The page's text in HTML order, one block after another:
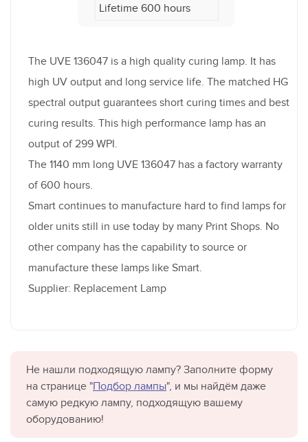
Lifetime 600 hours
The UVE 136047 is a high quality curing lamp. It has
high UV output and long service life. The matched HG
spectral output guarantees short curing times and best
curing results. This high performance lamp has an
output of 299 WPI.
The 1140 mm long UVE 136047 has a factory warranty
of 600 hours.
Smart continues to manufacture hard to find lamps for
older units still in use today by many Print Shops. No
other company has the capability to source or
manufacture these lamps like Smart.
Supplier: Replacement Lamp
Не нашли подходящую лампу? Заполните форму
на странице "Подбор лампы", и мы найдём даже
самую редкую лампу, подходящую вашему
оборудованию!